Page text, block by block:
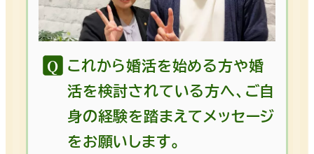
これから婚活を始める方や婚
活を検討されている方へ、ご自
身の経験を踏まえてメッセージ
をお願いします。